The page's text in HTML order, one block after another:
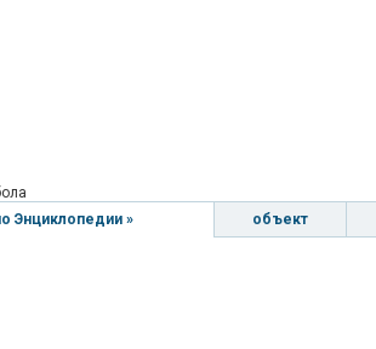
Энциклопедии »
объект